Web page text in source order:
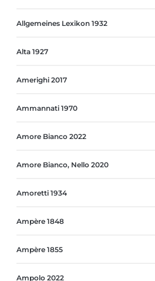
Allgemeines Lexikon 1932
Alta 1927
Amerighi 2017
Ammannati 1970
Amore Bianco 2022
Amore Bianco, Nello 2020
Amoretti 1934
Ampère 1848
Ampère 1855
Ampolo 2022